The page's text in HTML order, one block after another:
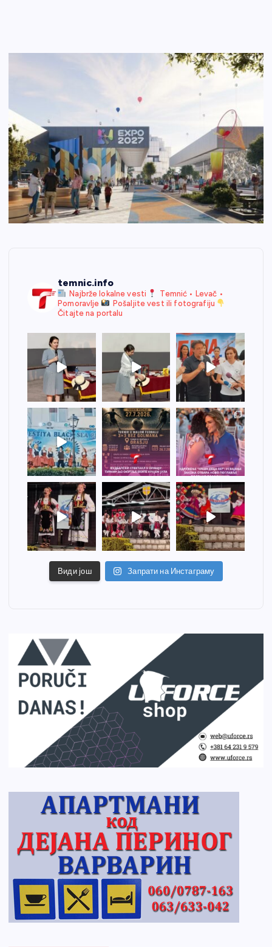
temnic.info
Najbrže lokalne vesti
Temnić • Levač •
Pomoravlje
Pošaljite vest ili fotografiju
Čitajte na portalu
Види још Запрати на Инстаграму